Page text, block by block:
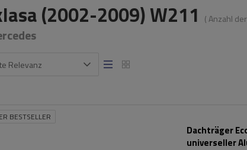
(2002-2009) W211 ( Anzahl
Relevanz
BESTSELLER
Dachträger
universeller